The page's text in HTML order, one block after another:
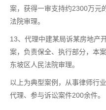
案，获得一审支持约2300万元
法院审理。
13、代理中建某局诉某房地产
案，负责保全、执行部分，本
东坡区人民法院审理。
以上为典型案例，从事律师行
代理、参与诉讼案件200余件。